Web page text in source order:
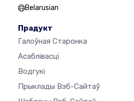
Belarusian
Прадукт
Галоўная Старонка
Асаблівасці
Водгукі
Прыклады Вэб-Сайтаў